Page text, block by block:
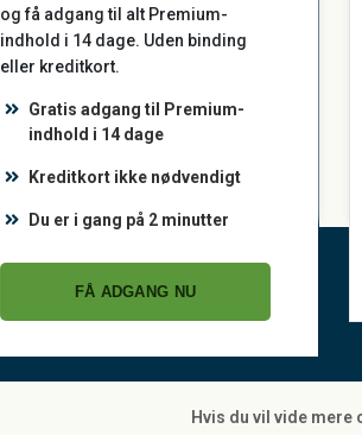
og få adgang til alt Premium-
indhold i 14 dage. Uden binding
eller kreditkort.
Gratis adgang til Premium-
indhold i 14 dage
Kreditkort ikke nødvendigt
Du er i gang på 2 minutter
FÅ ADGANG NU
Hvis du vil vide mere